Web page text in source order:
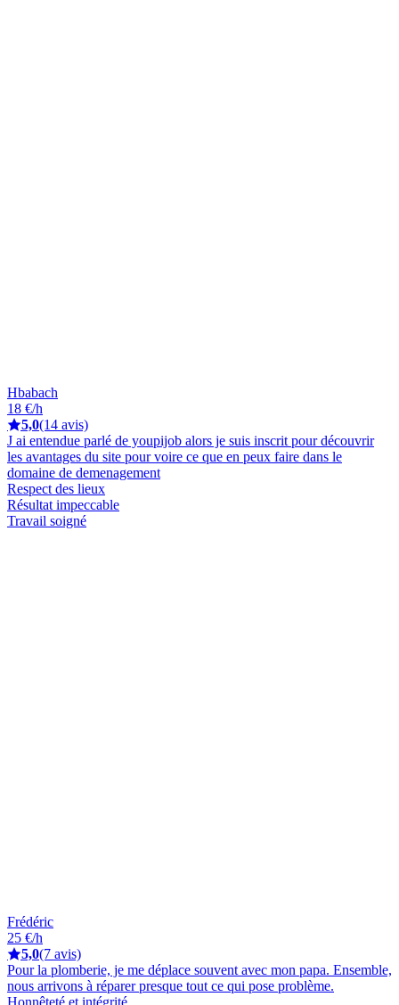
Hbabach
18 €/h
5,0(14 avis)
J ai entendue parlé de youpijob alors je suis inscrit pour découvrir
les avantages du site pour voire ce que en peux faire dans le
domaine de demenagement
Respect des lieux
Résultat impeccable
Travail soigné
Frédéric
25 €/h
5,0(7 avis)
Pour la plomberie, je me déplace souvent avec mon papa. Ensemble,
nous arrivons à réparer presque tout ce qui pose problème.
Honnêteté et intégrité